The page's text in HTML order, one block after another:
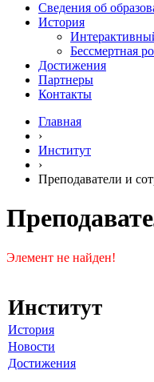
Сведения об
История
Бессмертная
Достижения
Партнеры
Контакты
Главная
›
Институт
›
Преподаватели и
Элемент не найден!
Институт
История
Новости
Достижения